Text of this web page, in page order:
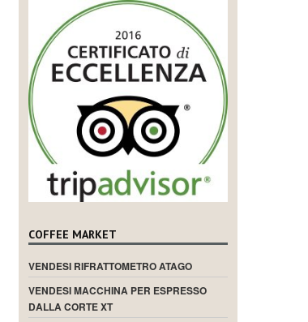
COFFEE MARKET
VENDESI RIFRATTOMETRO ATAGO
VENDESI MACCHINA PER ESPRESSO
DALLA CORTE XT